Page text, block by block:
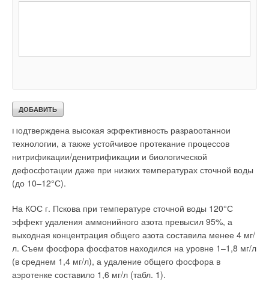
70–80%. В том же году реконструированы аэротенки
очистных сооружений г. Колпино и Пскова (рис. 3, 4).
Подтверждена высокая эффективность разработанной
технологии, а также устойчивое протекание процессов
нитрификации/денитрификации и биологической
дефосфотации даже при низких температурах сточной воды
(до 10–12°С).
На КОС г. Пскова при температуре сточной воды 120°С
эффект удаления аммонийного азота превысил 95%, а
выходная концентрация общего азота составила менее 4 мг/
л. Съем фосфора фосфатов находился на уровне 1–1,8 мг/л
(в среднем 1,4 мг/л), а удаление общего фосфора в
аэротенке составило 1,6 мг/л (табл. 1).